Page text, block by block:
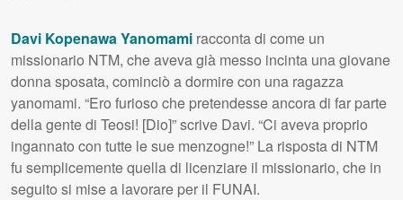
Davi Kopenawa Yanomami racconta di come un
missionario NTM, che aveva già messo incinta una giovane
donna sposata, cominciò a dormire con una ragazza
yanomami. “Ero furioso che pretendesse ancora di far parte
della gente di Teosi! [Dio]” scrive Davi. “Ci aveva proprio
ingannato con tutte le sue menzogne!” La risposta di NTM
fu semplicemente quella di licenziare il missionario, che in
seguito si mise a lavorare per il FUNAI.